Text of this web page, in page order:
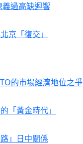
過高缺迴響
京「復交」
的市場經濟地位之爭
「黃金時代」
」日中關係